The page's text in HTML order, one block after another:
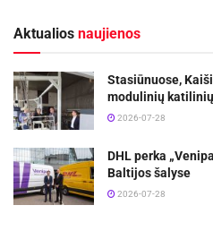
Aktualios naujienos
Stasiūnuose,
modulinių
2026-07-28
DHL perka
Baltijos šalyse
2026-07-28